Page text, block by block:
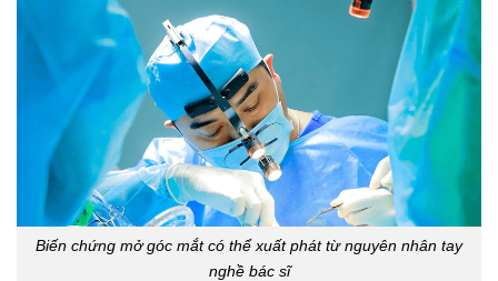
Biến chứng mở góc mắt có thể xuất phát từ nguyên nhân tay
nghề bác sĩ